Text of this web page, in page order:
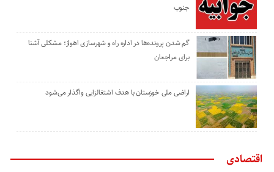
جنوب
گم شدن پرونده‌ها در اداره راه و شهرسازی اهواز؛ مشکلی آشنا
برای مراجعان
اراضی ملی خوزستان با هدف اشتغالزایی واگذار می‌شود
اقتصادی